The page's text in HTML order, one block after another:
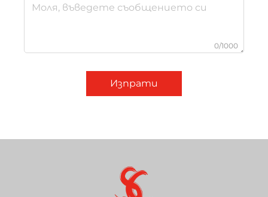
0/1000
Изпрати